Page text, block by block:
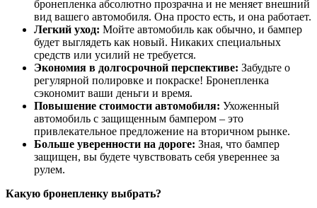
бронепленка абсолютно прозрачна и не меняет внешний
вид вашего автомобиля. Она просто есть, и она работает.
Легкий уход: Мойте автомобиль как обычно, и бампер
будет выглядеть как новый. Никаких специальных
средств или усилий не требуется.
Экономия в долгосрочной перспективе: Забудьте о
регулярной полировке и покраске! Бронепленка
сэкономит ваши деньги и время.
Повышение стоимости автомобиля: Ухоженный
автомобиль с защищенным бампером – это
привлекательное предложение на вторичном рынке.
Больше уверенности на дороге: Зная, что бампер
защищен, вы будете чувствовать себя увереннее за
рулем.
Какую бронепленку выбрать?